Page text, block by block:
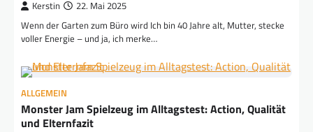
Kerstin 22. Mai 2025
Wenn der Garten zum Büro wird Ich bin 40 Jahre alt, Mutter, stecke
voller Energie – und ja, ich merke…
ALLGEMEIN
Monster Jam Spielzeug im Alltagstest: Action, Qualität
und Elternfazit